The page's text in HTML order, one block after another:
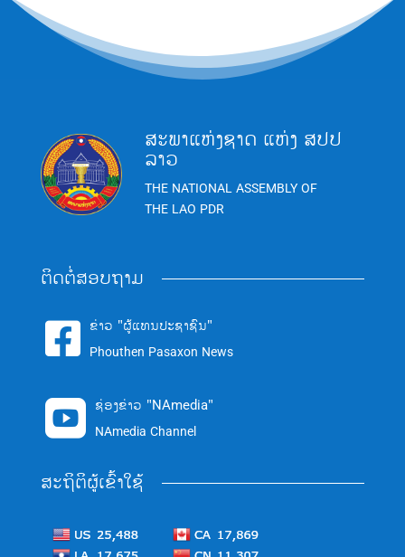
ສະພາແຫ່ງຊາດ ແຫ່ງ ສປປ
ລາວ
THE NATIONAL ASSEMBLY OF
THE LAO PDR
ຕິດຕໍ່ສອບຖາມ
 ຂ່າວ "ຜູ້ແທນປະຊາຊົນ"
Phouthen Pasaxon News
 ຊ່ອງຂ່າວ "NAmedia"
NAmedia Channel
ສະຖິຕິຜູ້ເຂົ້າໃຊ້